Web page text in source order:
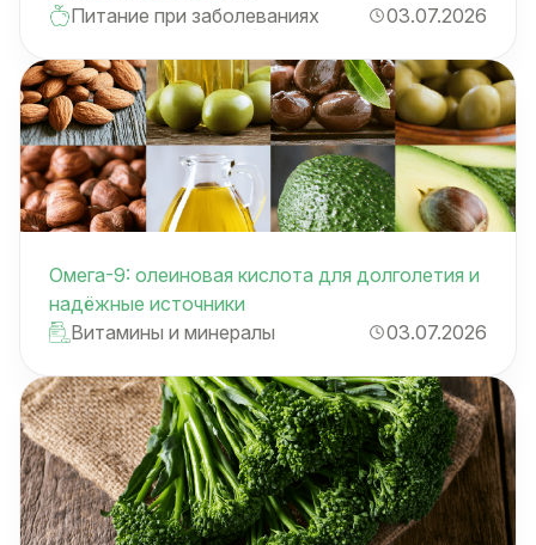
Питание при заболеваниях
03.07.2026
Омега-9: олеиновая кислота для долголетия и
надёжные источники
Витамины и минералы
03.07.2026